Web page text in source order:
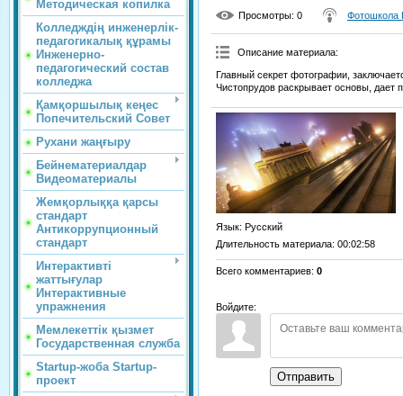
Методическая копилка
Колледждің инженерлік-
педагогикалық құрамы
Инженерно-
педагогический состав
колледжа
Қамқоршылық кеңес
Попечительский Совет
Рухани жаңғыру
Бейнематериалдар
Видеоматериалы
Жемқорлыққа қарсы
стандарт
Антикоррупционный
стандарт
Интерактивті
жаттығулар
Интерактивные
упражнения
Мемлекеттік қызмет
Государственная служба
Startup-жоба Startup-
проект
Просмотры: 0 Фотошкола
Описание материала:
Главный секрет фотографии,
Чистопрудов раскрывает основы, дает
Язык: Русский
Длительность материала: 00:02:58
Всего комментариев: 0
Войдите:
Отправить